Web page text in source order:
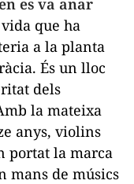
es va anar
que ha
a la planta
És un lloc
dels
la mateixa
anys, violins
portat la marca
mans de músics